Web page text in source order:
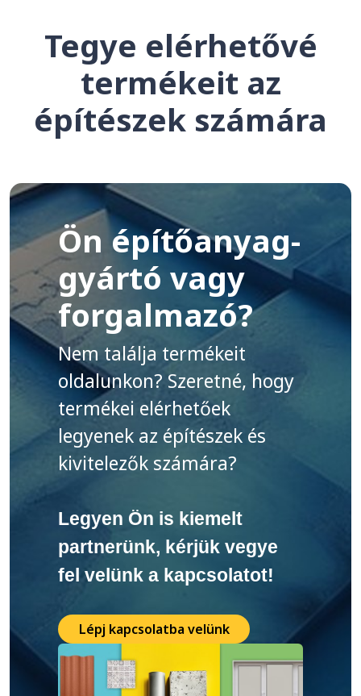
Tegye elérhetővé
termékeit az
építészek számára
Ön építőanyag-
gyártó vagy
forgalmazó?
Nem találja termékeit
oldalunkon? Szeretné, hogy
termékei elérhetőek
legyenek az építészek és
kivitelezők számára?
Legyen Ön is kiemelt
partnerünk, kérjük vegye
fel velünk a kapcsolatot!
Lépj kapcsolatba velünk